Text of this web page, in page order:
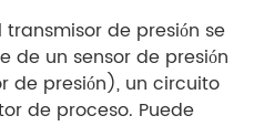
transmisor de presión se
un sensor de presión
de presión), un circuito
de proceso. Puede